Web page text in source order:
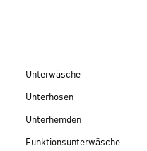
Unterwäsche
Unterhosen
Unterhemden
Funktionsunterwäsche